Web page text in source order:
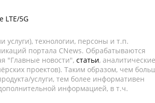
LTE/5G
технологии, персоны и т.п.
портала CNews. Обрабатываются
"Главные новости", статьи, аналитические
проектов). Таким образом, чем
услуги, тем более информативен
информацией, в т.ч.